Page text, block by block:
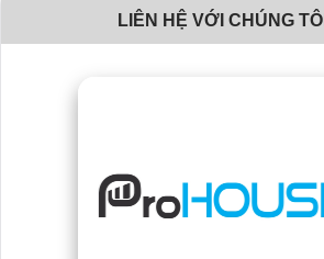
LIÊN HỆ VỚI CHÚNG TÔI